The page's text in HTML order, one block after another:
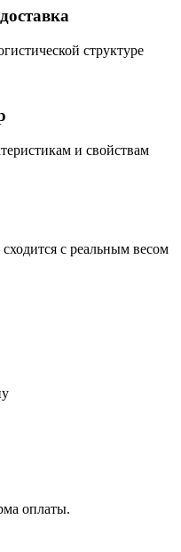
структуре
и свойствам
с реальным весом
оплаты.